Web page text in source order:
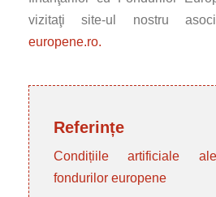
vizitaţi site-ul nostru
europene.ro.
Referințe
Condițiile artificiale
fondurilor europene